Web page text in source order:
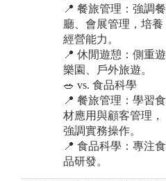
📍 餐旅管理：強調餐
廳、會展管理，培養
經營能力。
📍 休閒遊憩：側重遊
樂園、戶外旅遊。
🥗 vs. 食品科學
📍 餐旅管理：學習食
材應用與顧客管理，
強調實務操作。
📍 食品科學：專注食
品研發。